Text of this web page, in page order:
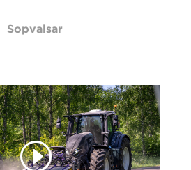
Sopvalsar